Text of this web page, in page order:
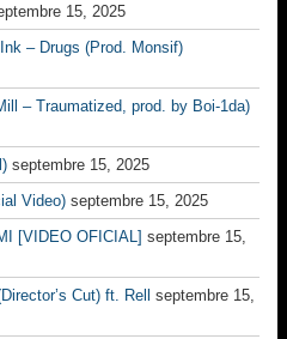
15, 2025
– Drugs (Prod. Monsif)
– Traumatized, prod. by Boi-1da)
septembre 15, 2025
Video) septembre 15, 2025
[VIDEO OFICIAL] septembre 15,
Cut) ft. Rell
septembre 15,